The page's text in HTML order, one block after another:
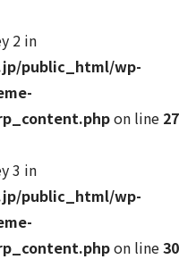
2 in
public_html/wp-
on line 27
3 in
public_html/wp-
on line30